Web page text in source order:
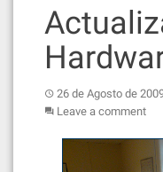
26 de Agosto de
Leave a comment